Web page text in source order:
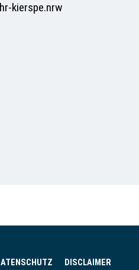
kierspe.nrw
DISCLAIMER